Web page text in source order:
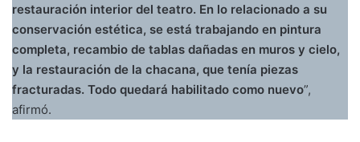
restauración interior del teatro. En lo relacionado a su
conservación estética, se está trabajando en pintura
completa, recambio de tablas dañadas en muros y cielo,
y la restauración de la chacana, que tenía piezas
fracturadas. Todo quedará habilitado como nuevo”,
afirmó.